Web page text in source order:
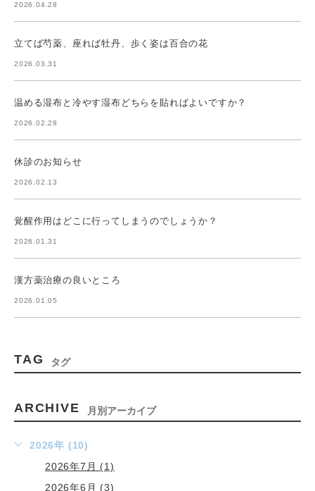
2026.04.28
立てば芍薬、座れば牡丹、歩く姿は百合の花
2026.03.31
温める湿布と冷やす湿布どちらを貼ればよいですか？
2026.02.28
休診のお知らせ
2026.02.13
覚醒作用はどこに行ってしまうのでしょうか？
2026.01.31
漢方薬治療の良いところ
2026.01.05
TAG タグ
ARCHIVE 月別アーカイブ
2026年 (10)
2026年7月 (1)
2026年6月 (3)